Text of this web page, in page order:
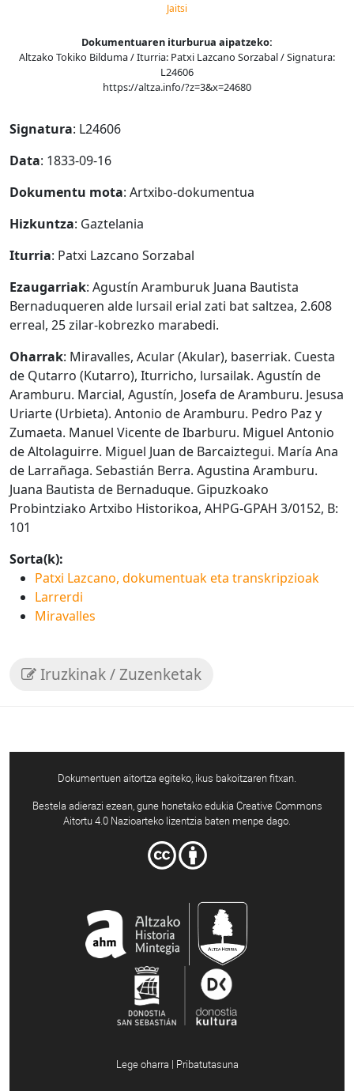
Jaitsi
Dokumentuaren iturburua aipatzeko:
Altzako Tokiko Bilduma / Iturria: Patxi Lazcano Sorzabal / Signatura:
L24606
https://altza.info/?z=3&x=24680
Signatura: L24606
Data: 1833-09-16
Dokumentu mota: Artxibo-dokumentua
Hizkuntza: Gaztelania
Iturria: Patxi Lazcano Sorzabal
Ezaugarriak: Agustín Aramburuk Juana Bautista
Bernaduqueren alde lursail erial zati bat saltzea, 2.608
erreal, 25 zilar-kobrezko marabedi.
Oharrak: Miravalles, Acular (Akular), baserriak. Cuesta
de Qutarro (Kutarro), Iturricho, lursailak. Agustín de
Aramburu. Marcial, Agustín, Josefa de Aramburu. Jesusa
Uriarte (Urbieta). Antonio de Aramburu. Pedro Paz y
Zumaeta. Manuel Vicente de Ibarburu. Miguel Antonio
de Altolaguirre. Miguel Juan de Barcaiztegui. María Ana
de Larrañaga. Sebastián Berra. Agustina Aramburu.
Juana Bautista de Bernaduque. Gipuzkoako
Probintziako Artxibo Historikoa, AHPG-GPAH 3/0152, B:
101
Sorta(k):
Patxi Lazcano, dokumentuak eta transkripzioak
Larrerdi
Miravalles
Iruzkinak / Zuzenketak
Dokumentuen aitortza egiteko, ikus bakoitzaren fitxan.
Bestela adierazi ezean, gune honetako edukia Creative Commons
Aitortu 4.0 Nazioarteko lizentzia baten menpe dago.
Lege oharra | Pribatutasuna